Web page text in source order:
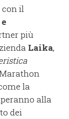
con il
più
Laika,
la
alla
dei